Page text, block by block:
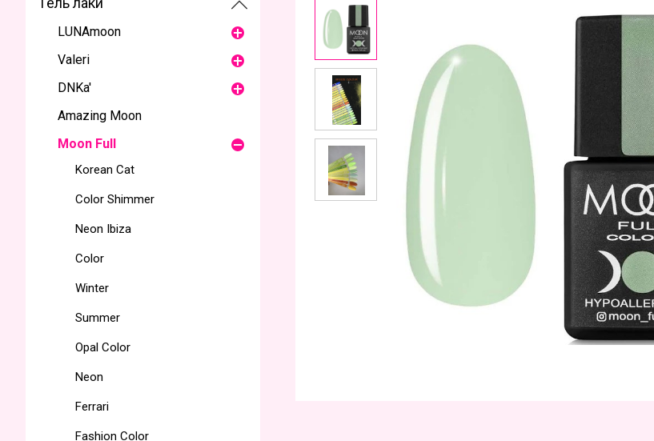
LUNAmoon
Valeri
DNKa'
Amazing Moon
Moon Full
Korean Cat
Color Shimmer
Neon Ibiza
Color
Winter
Summer
Opal Color
Neon
Ferrari
Fashion Color